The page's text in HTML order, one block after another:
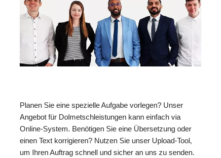
Planen Sie eine spezielle Aufgabe vorlegen? Unser
Angebot für Dolmetschleistungen kann einfach via
Online-System. Benötigen Sie eine Übersetzung oder
einen Text korrigieren? Nutzen Sie unser Upload-Tool,
um Ihren Auftrag schnell und sicher an uns zu senden.